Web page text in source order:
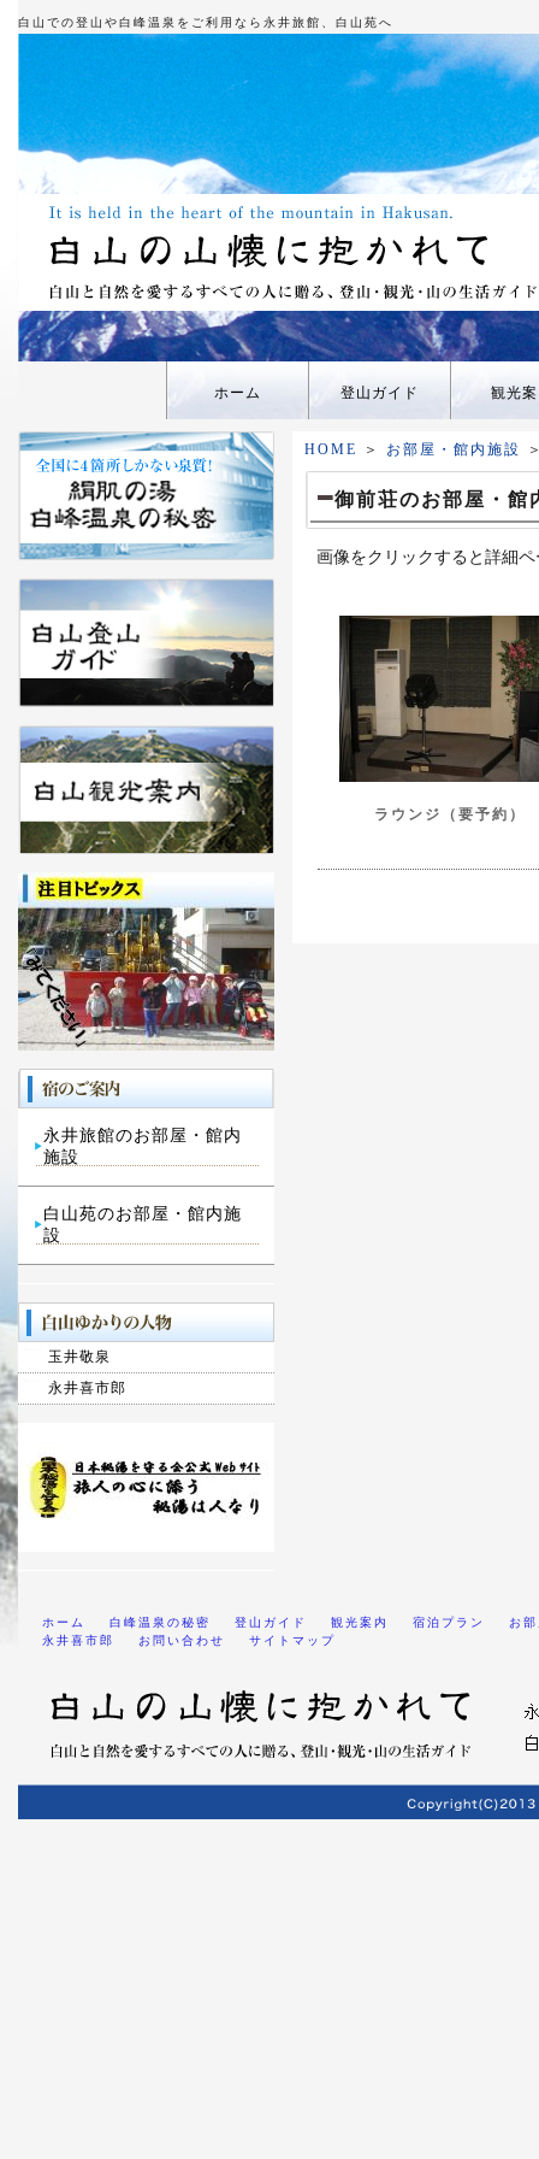
白山での登山や白峰温泉をご利用なら永井旅館、白山苑へ
ホーム 登山ガイド 観光
HOME ＞ お部屋・館内施設
御前荘のお部屋・館
画像をクリックすると詳細
ラウンジ（要予約）
永井旅館のお部屋・館内
施設
白山苑のお部屋・館内施
設
玉井敬泉
永井喜市郎
ホーム 白峰温泉の秘密 登山ガイド 観光案内 宿泊プラン
お
永井喜市郎
お問い合わせ サイトマップ